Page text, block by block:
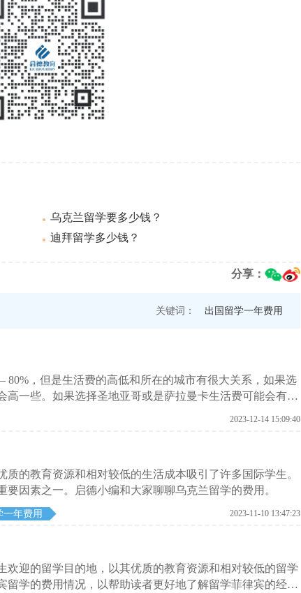
乌克兰留学要多少钱？
迪拜留学多少钱？
分享：
关键词： 出国留学一年费用
，但是生活费的高低和所在的城市有很大关系，如果选
高一些。如果选择圣地亚哥或是萨拉曼卡生活费可能会有下
去西班牙留学费用是不一样的。
2023-12-14 15:09:40
的教育资源和相对较低的生活成本吸引了许多国际学生。
因素之一。启德小编和大家聊聊乌克兰留学的费用。
一年费用 2023-11-10 13:47:23
欢迎的留学目的地，以其优质的教育资源和相对较低的留学
留学的费用情况，以帮助读者更好地了解留学菲律宾的经济